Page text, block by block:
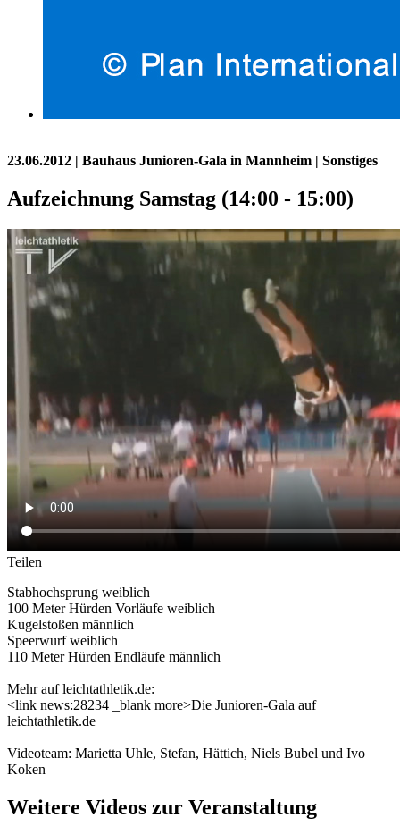
23.06.2012 | Bauhaus Junioren-Gala in Mannheim | Sonstiges
Aufzeichnung Samstag (14:00 - 15:00)
Teilen
Stabhochsprung weiblich
100 Meter Hürden Vorläufe weiblich
Kugelstoßen männlich
Speerwurf weiblich
110 Meter Hürden Endläufe männlich
Mehr auf leichtathletik.de:
<link news:28234 _blank more>Die Junioren-Gala auf
leichtathletik.de
Videoteam: Marietta Uhle, Stefan, Hättich, Niels Bubel und Ivo
Koken
Weitere Videos zur Veranstaltung